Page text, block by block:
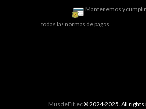
Mantenemos y
todas las normas de pagos
MuscleFit.ec® 2024-2025. All rights